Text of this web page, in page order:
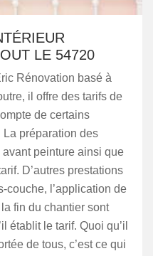
LE 54720
Rénovation basé à
il offre des tarifs de
de certains
La préparation des
peinture ainsi que
D’autres prestations
couche, l’application de
fin du chantier sont
établit le tarif. Quoi qu’il
de tous, c’est ce qui